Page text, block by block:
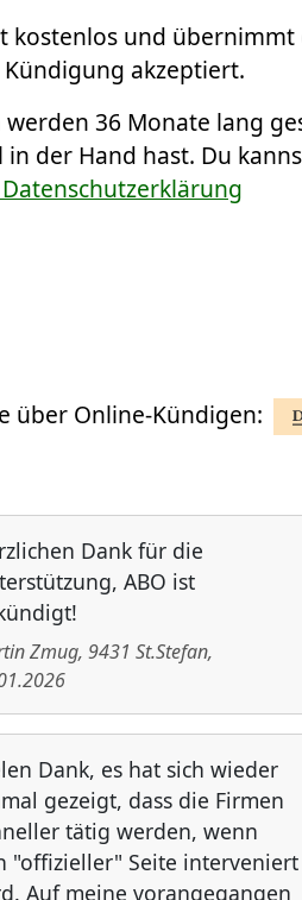
kostenlos und übernimmt
Kündigung akzeptiert.
36 Monate lang
der Hand hast. Du
über Online-Kündigen:
Dank für die
ABO ist
Zmug, 9431 St.Stefan,
Dank, es hat sich wieder
gezeigt, dass die Firmen
tätig werden, wenn
"offizieller" Seite interveniert
Auf meine vorangegangen